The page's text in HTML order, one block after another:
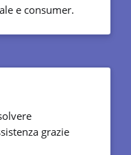
e consumer.
grazie